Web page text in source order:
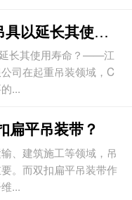
如何保养C型吊具以延长其使用寿命？
长其使用寿命？——江
司在起重吊装领域，C
...
扁平吊装带？
、建筑施工等领域，吊
。而双扣扁平吊装带作
...